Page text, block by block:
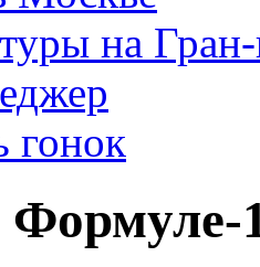
на
гонок